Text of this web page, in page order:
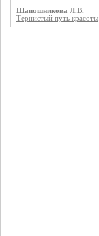
Шапошникова Л.В.
Тернистый путь красоты